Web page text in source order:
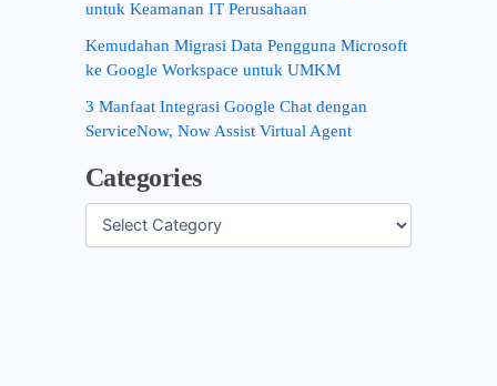
untuk Keamanan IT Perusahaan
Kemudahan Migrasi Data Pengguna Microsoft
ke Google Workspace untuk UMKM
3 Manfaat Integrasi Google Chat dengan
ServiceNow, Now Assist Virtual Agent
Categories